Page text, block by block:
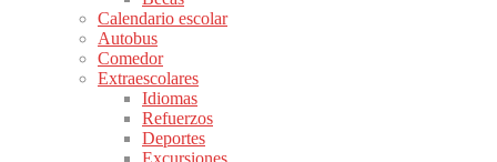
Calendario escolar
Autobus
Comedor
Extraescolares
Idiomas
Refuerzos
Deportes
Excursiones